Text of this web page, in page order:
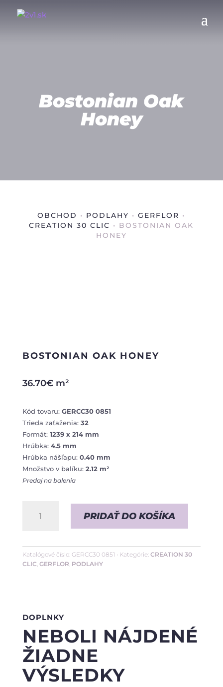
Bostonian Oak
Honey
OBCHOD • PODLAHY •GERFLOR •
CREATION 30 CLIC • BOSTONIAN OAK
HONEY
BOSTONIAN OAK HONEY
36.70€ m²
Kód tovaru: GERCC30 0851
Trieda zaťaženia:32
Formát:1239 x 214 mm
Hrúbka: 4.5 mm
Hrúbka nášľapu: 0.40 mm
Množstvo v balíku: 2.12 m²
Predaj na balenia
Honey
PRIDAŤ DO KOŠÍKA
Katalógové číslo: GERCC30 0851 Kategórie: CREATION 30
CLIC, GERFLOR, PODLAHY
DOPLNKY
NEBOLI NÁJDENÉ
ŽIADNE
VÝSLEDKY